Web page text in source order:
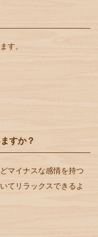
す。
すか？
マイナスな感情を持つ
てリラックスできるよ